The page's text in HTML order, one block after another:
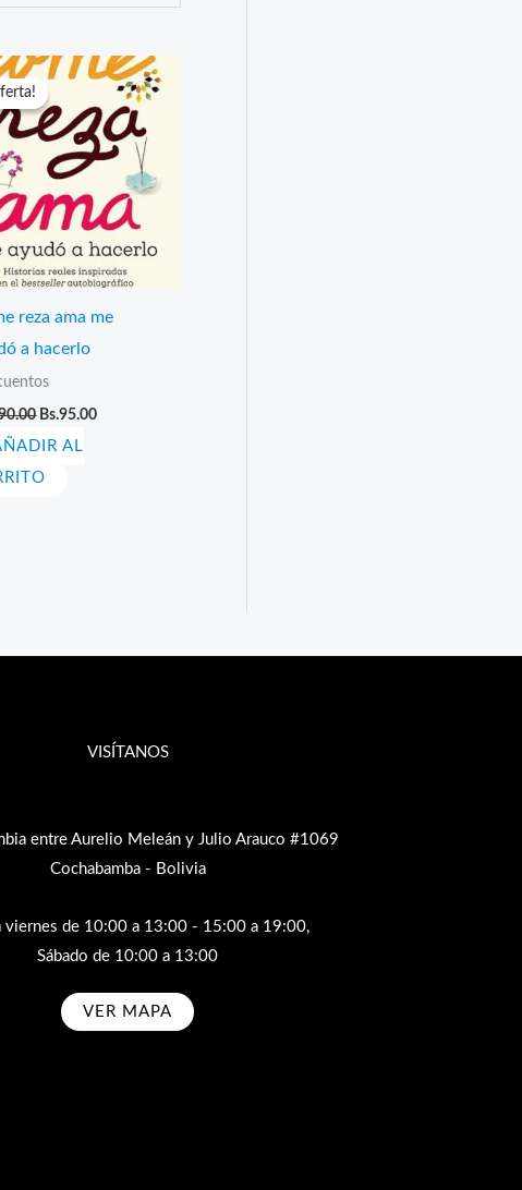
reza ama me
a hacerlo
El
original
Bs.190.00.
Bs.95.00El
AL
VISÍTANOS
entre Aurelio Meleán y Julio Arauco #1069
Cochabamba - Bolivia
viernes de 10:00 a 13:00 - 15:00 a 19:00,
Sábado de 10:00 a 13:00
VER MAPA